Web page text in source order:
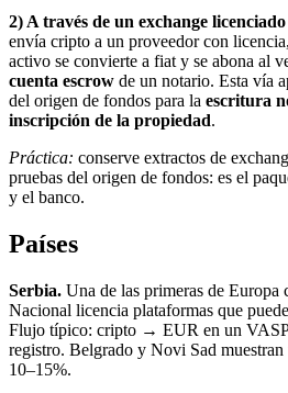
2) A través de un exchange
envía cripto a un proveedor con
activo se convierte a fiat y se abona al
cuenta escrow de un notario. Esta vía
del origen de fondos para la escritura
inscripción de la propiedad.
Práctica: conserve extractos de
pruebas del origen de fondos: es el
y el banco.
Países
Serbia. Una de las primeras de Europa
Nacional licencia plataformas que
Flujo típico: cripto → EUR en un
registro. Belgrado y Novi Sad
10–15%.